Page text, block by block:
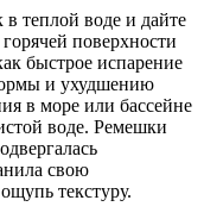
теплой воде и дайте
поверхности
быстрое испарение
и ухудшению
в море или бассейне
воде. Ремешки
свою
текстуру.